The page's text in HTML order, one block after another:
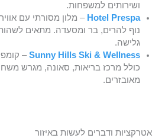
ושירותים למשפחות.
Hotel Prespa – מלון מסורתי עם
נוף להרים, בר ומסעדה. מתאים
גלישה.
Sunny Hills Ski & Wellness
–
כולל מרכז בריאות, סאונה, מגרש
מאובזרים.
אטרקציות ודברים לעשות באיזור